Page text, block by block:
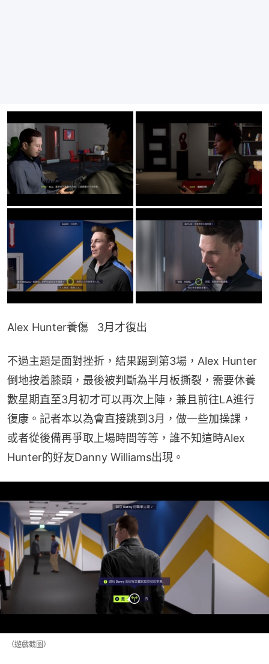
Alex Hunter養傷   3月才復出
不過主題是面對挫折，結果踢到第3場，Alex Hunter
倒地按着膝頭，最後被判斷為半月板撕裂，需要休養
數星期直至3月初才可以再次上陣，兼且前往LA進行
復康。記者本以為會直接跳到3月，做一些加操課，
或者從後備再爭取上場時間等等，誰不知這時Alex
Hunter的好友Danny Williams出現。
（遊戲截圖）